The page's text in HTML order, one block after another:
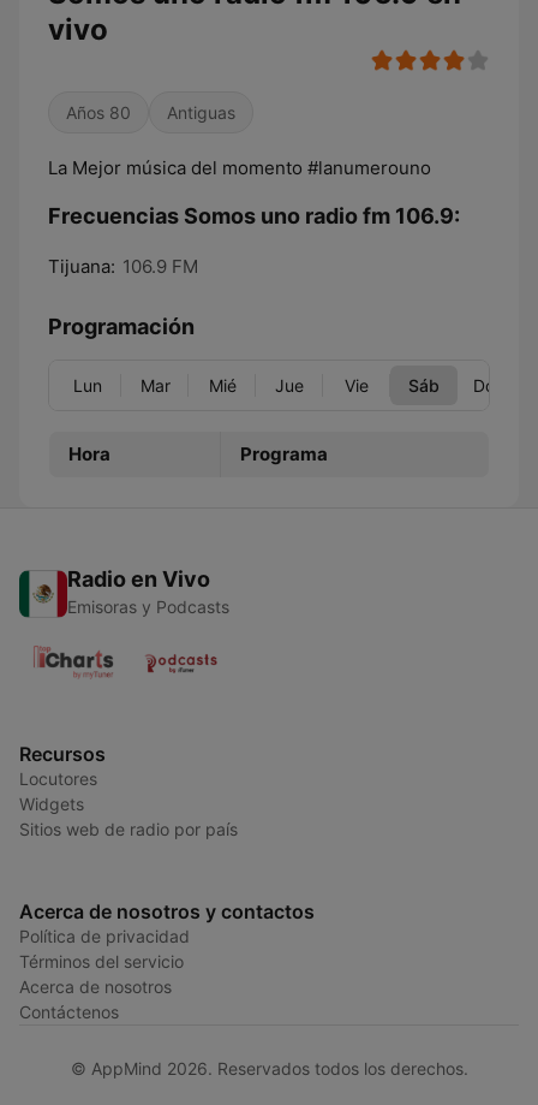
vivo
Años 80 Antiguas
La Mejor música del momento #lanumerouno
Frecuencias Somos uno radio fm 106.9:
Tijuana: 106.9 FM
Programación
Lun Mar Mié Jue Vie Sáb Dom
Hora Programa
Radio en Vivo
Emisoras y Podcasts
Recursos
Locutores
Widgets
Sitios web de radio por país
Acerca de nosotros y contactos
Política de privacidad
Términos del servicio
Acerca de nosotros
Contáctenos
© AppMind 2026. Reservados todos los derechos.